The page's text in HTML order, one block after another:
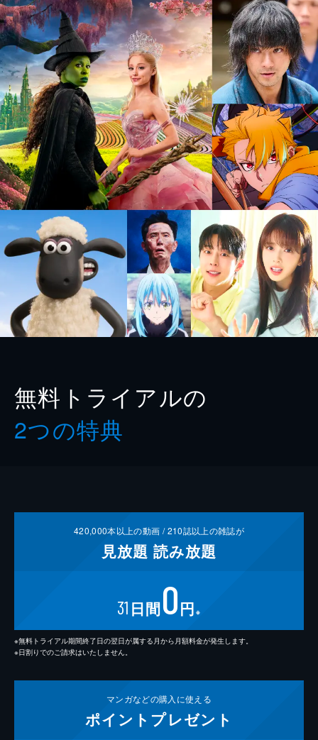
無料トライアルの
2つの特典
420,000本以上の動画 /210誌以上の雑誌が
見放題 読み放題
31 日間0円 ※
※無料トライアル期間終了日の翌日が属する月から月額料金が発生します。
※日割りでのご請求はいたしません。
マンガなどの購入に使える
ポイント プレゼント